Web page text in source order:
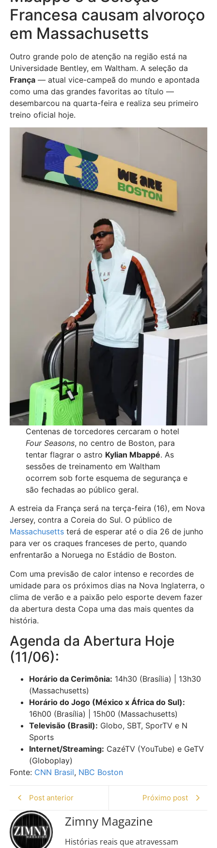
Francesa causam alvoroço
em Massachusetts
Outro grande polo de atenção na região está na
Universidade Bentley, em Waltham. A seleção da
França — atual vice-campeã do mundo e apontada
como uma das grandes favoritas ao título —
desembarcou na quarta-feira e realiza seu primeiro
treino oficial hoje.
Centenas de torcedores cercaram o hotel
Four Seasons, no centro de Boston, para
tentar flagrar o astro Kylian Mbappé. As
sessões de treinamento em Waltham
ocorrem sob forte esquema de segurança e
são fechadas ao público geral.
A estreia da França será na terça-feira (16), em Nova
Jersey, contra a Coreia do Sul. O público de
Massachusetts terá de esperar até o dia 26 de junho
para ver os craques franceses de perto, quando
enfrentarão a Noruega no Estádio de Boston.
Com uma previsão de calor intenso e recordes de
umidade para os próximos dias na Nova Inglaterra, o
clima de verão e a paixão pelo esporte devem fazer
da abertura desta Copa uma das mais quentes da
história.
Agenda da Abertura Hoje
(11/06):
Horário da Cerimônia: 14h30 (Brasília) | 13h30
(Massachusetts)
Horário do Jogo (México x África do Sul):
16h00 (Brasília) | 15h00 (Massachusetts)
Televisão (Brasil): Globo, SBT, SporTV e N
Sports
Internet/Streaming: CazéTV (YouTube) e GeTV
(Globoplay)
Fonte: CNN Brasil, NBC Boston
Post anterior Próximo post
Zimny Magazine
Histórias reais que atravessam